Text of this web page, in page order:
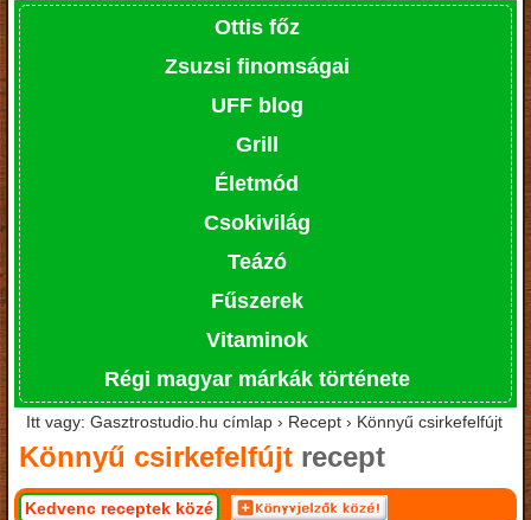
Ottis főz
Zsuzsi finomságai
UFF blog
Grill
Életmód
Csokivilág
Teázó
Fűszerek
Vitaminok
Régi magyar márkák története
Itt vagy: Gasztrostudio.hu címlap › Recept › Könnyű csirkefelfújt
Könnyű csirkefelfújt recept
Kedvenc receptek közé